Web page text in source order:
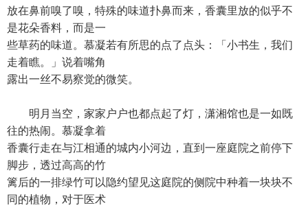
放在鼻前嗅了嗅，特殊的味道扑鼻而来，香囊里放的似乎不
是花朵香料，而是一
些草药的味道。慕凝若有所思的点了点头：「小书生，我们
走着瞧。」说着嘴角
露出一丝不易察觉的微笑。
明月当空，家家户户也都点起了灯，潇湘馆也是一如既
往的热闹。慕凝拿着
香囊行走在与江相通的城内小河边，直到一座庭院之前停下
脚步，透过高高的竹
篱后的一排绿竹可以隐约望见这庭院的侧院中种着一块块不
同的植物，对于医术